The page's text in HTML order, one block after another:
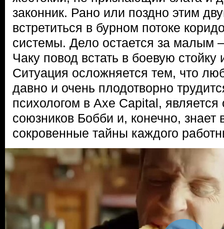
законник. Рано или поздно этим
встретиться в бурном потоке
системы. Дело остается за малым
Чаку повод встать в боевую стойку
Ситуация осложняется тем, что
давно и очень плодотворно
психологом в Axe Capital,
союзников Бобби и, конечно, знает
сокровенные тайны каждого